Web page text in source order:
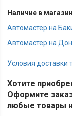
Наличие в
Автомастер на
Автомастер на
Условия доставки
Хотите
Оформите
любые товары